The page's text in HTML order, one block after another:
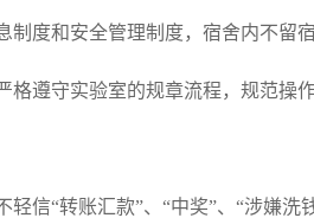
度和安全管理制度，宿舍内不留宿
遵守实验室的规章流程，规范操
信“转账汇款”、“中奖”、“涉嫌洗